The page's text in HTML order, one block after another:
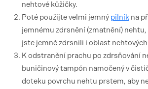
nehtové kůžičky.
Poté použijte velmi jemný pilník na
jemnému zdrsnění (zmatnění)
jste jemně zdrsnili i oblast
K odstranění prachu po zdrsňování
buničinový tampón namočený v
doteku povrchu nehtu prstem, aby